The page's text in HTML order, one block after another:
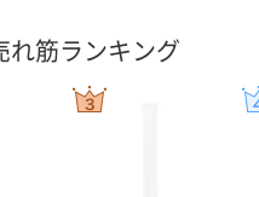
筋ランキング